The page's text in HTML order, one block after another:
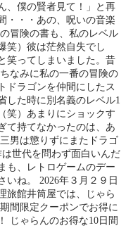
、僕の賢者見て！」と再
・・・あの、呪いの音楽
冒険の書も、私のレベル
笑）彼は茫然自失でし
笑ってしまいました。昔
なみに私の一番の冒険の
ドラゴンを仲間にしたス
した時に別名義のレベル1
笑）あまりにショックす
て持てなかったのは、あ
男は懲りずにまたドラゴ
世代を問わず面白いんだ
も、レトロゲームのデー
いね。 2026年３月２９日
旅館井筒屋では、じゃら
間限定クーポンでお得に
じゃらんのお得な10日間